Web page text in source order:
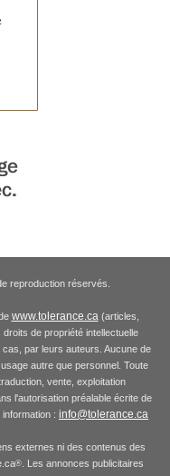
reproduction réservés.
www.tolerance.ca(articles,
de propriété intellectuelle
cas, par leurs auteurs. Aucune de
autre que personnel. Toute
vente, exploitation
l'autorisation préalable écrite de
: info@tolerance.ca
externes ni des contenus des
®. Les annonces publicitaires